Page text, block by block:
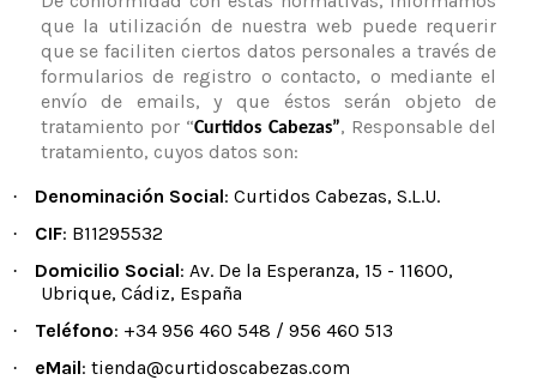
que la utilización de nuestra web puede requerir
que se faciliten ciertos datos personales a través de
formularios de registro o contacto, o mediante el
envío de emails, y que éstos serán objeto de
tratamiento por “Curtidos Cabezas”, Responsable del
tratamiento, cuyos datos son:
· Denominación Social: Curtidos Cabezas, S.L.U.
· CIF: B11295532
· Domicilio Social: Av. De la Esperanza, 15 - 11600,
Ubrique, Cádiz, España
· Teléfono: +34 956 460 548 / 956 460 513
· eMail: tienda@curtidoscabezas.com